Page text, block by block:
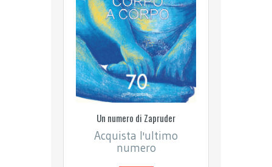
Un numero di Zapruder
Acquista l'ultimo
numero